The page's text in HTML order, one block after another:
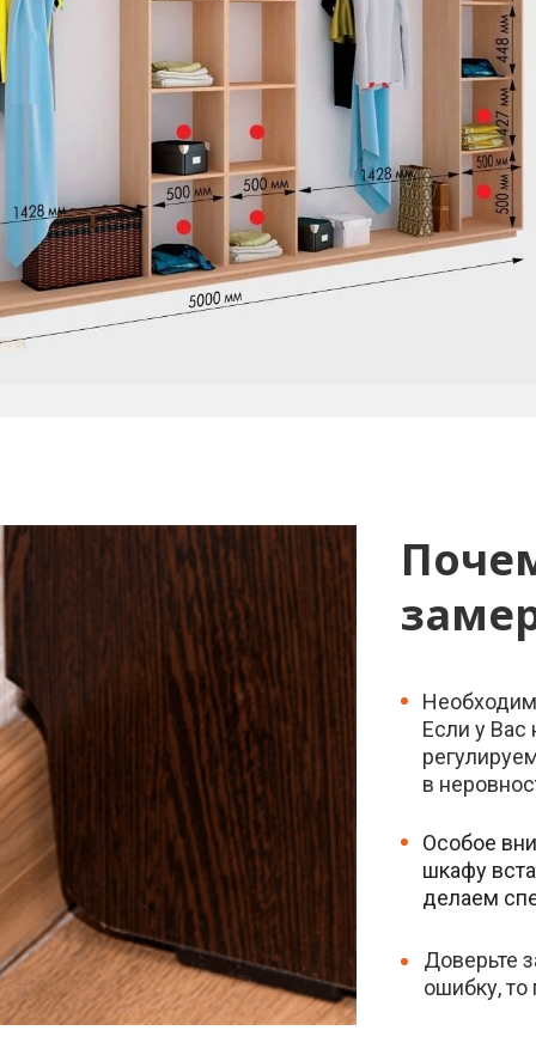
Особое
шкафу
делаем
Доверьте
ошибку, то
Если у
в